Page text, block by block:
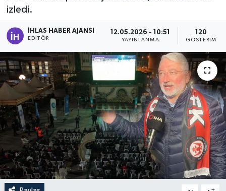
izledi.
İHLAS HABER AJANSI
EDITÖR
12.05.2026 - 10:51
YAYINLANMA
120
GÖSTERIM
AKTÜEL
EĞİTİM
İLÇELER
OTOPARK
TEKNOLOJİ
Tüm Manşetler
Son Dakika Haberleri
Haber Arşivi